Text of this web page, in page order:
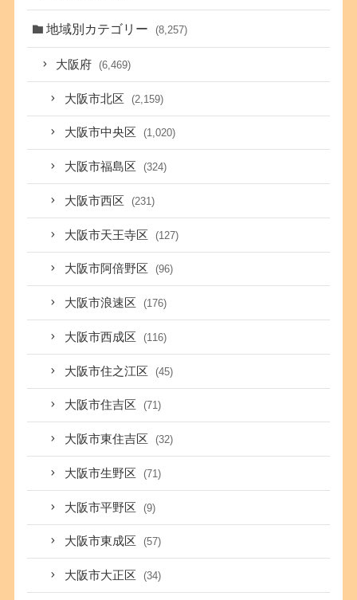
地域別カテゴリー (8,257)
大阪府 (6,469)
大阪市北区 (2,159)
大阪市中央区 (1,020)
大阪市福島区 (324)
大阪市西区 (231)
大阪市天王寺区 (127)
大阪市阿倍野区 (96)
大阪市浪速区 (176)
大阪市西成区 (116)
大阪市住之江区 (45)
大阪市住吉区 (71)
大阪市東住吉区 (32)
大阪市生野区 (71)
大阪市平野区 (9)
大阪市東成区 (57)
大阪市大正区 (34)